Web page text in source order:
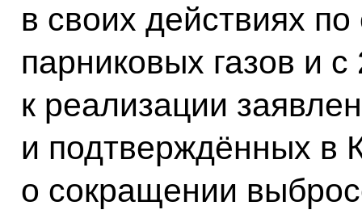
в своих действиях
парниковых газов и с
к реализации
и подтверждённых в
о сокращении